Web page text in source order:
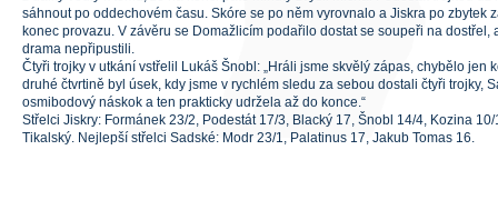
sáhnout po oddechovém času. Skóre se po něm vyrovnalo a Jiskra po zbytek
konec provazu. V závěru se Domažlicím podařilo dostat se soupeři na dostřel,
drama nepřipustili.
Čtyři trojky v utkání vstřelil Lukáš Šnobl: „Hráli jsme skvělý zápas, chybělo jen
druhé čtvrtině byl úsek, kdy jsme v rychlém sledu za sebou dostali čtyři trojky,
osmibodový náskok a ten prakticky udržela až do konce.“
Střelci Jiskry: Formánek 23/2, Podestát 17/3, Blacký 17, Šnobl 14/4, Kozina
Tikalský. Nejlepší střelci Sadské: Modr 23/1, Palatinus 17, Jakub Tomas 16.